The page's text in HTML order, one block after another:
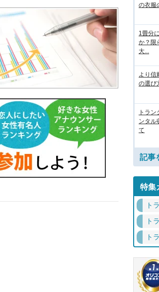
の衣服
1畳分
か？限
大...
より信
の選び
トラ
ンタル
て
記事
特集
ト
ト
ト